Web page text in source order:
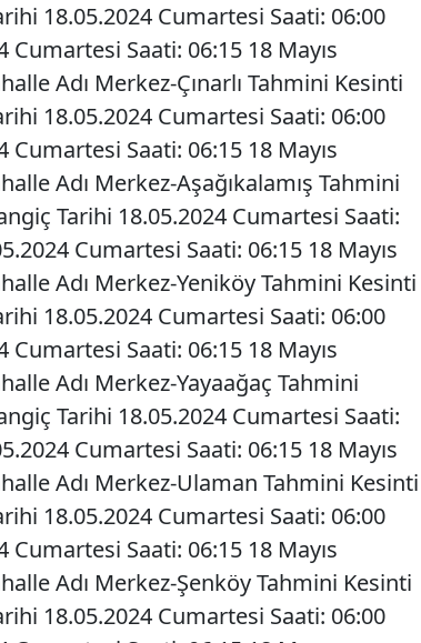
18.05.2024 Cumartesi Saati: 06:00
Saati: 06:15 18 Mayıs
Adı Merkez-Çınarlı Tahmini Kesinti
18.05.2024 Cumartesi Saati: 06:00
Saati: 06:15 18 Mayıs
Adı Merkez-Aşağıkalamış Tahmini
Tarihi 18.05.2024 Cumartesi Saati:
Cumartesi Saati: 06:15 18 Mayıs
Adı Merkez-Yeniköy Tahmini Kesinti
18.05.2024 Cumartesi Saati: 06:00
Saati: 06:15 18 Mayıs
Adı Merkez-Yayaağaç Tahmini
Tarihi 18.05.2024 Cumartesi Saati:
Cumartesi Saati: 06:15 18 Mayıs
Adı Merkez-Ulaman Tahmini Kesinti
18.05.2024 Cumartesi Saati: 06:00
Saati: 06:15 18 Mayıs
Adı Merkez-Şenköy Tahmini Kesinti
18.05.2024 Cumartesi Saati: 06:00